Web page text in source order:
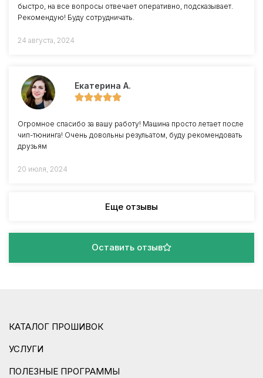
быстро, на все вопросы отвечает оперативно, подсказывает.
Рекомендую! Буду сотрудничать.
24 августа, 2024
Екатерина А.
Огромное спасибо за вашу работу! Машина просто летает после
чип-тюнинга! Очень довольны резульатом, буду рекомендовать
друзьям
20 июля, 2024
Еще отзывы
Оставить отзыв
КАТАЛОГ ПРОШИВОК
УСЛУГИ
ПОЛЕЗНЫЕ ПРОГРАММЫ